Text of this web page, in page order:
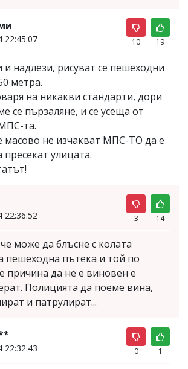
22:45:07 10 19
надлези, рисуват се пешеходни
метра.
на никакви стандарти, дори
се пързаляне, и се усеща от
та.
масово не изчакват МПС-ТО да е
пресекат улицата.
22:36:52 3 14
може да блъсне с колата
пешеходна пътека и той по
причина да не е виновен е
Полицията да поеме вина,
и патрулират...
22:32:43 0 1